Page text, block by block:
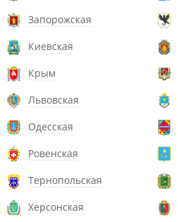
Запорожская
Киевская
Крым
Львовская
Одесская
Ровенская
Тернопольская
Херсонская